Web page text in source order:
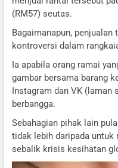
(RM57) seutas.
Bagaimanapun,
kontroversi dalam
Ia apabila orang ramai
gambar bersama barang
Instagram dan VK (laman
berbangga.
Sebahagian pihak lain
tidak lebih daripada untuk
sebalik krisis kesihatan